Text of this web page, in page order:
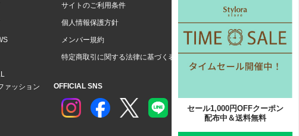
ァッション
サイトのご利用条件
個人情報保護方針
メンバー規約
特定商取引に関する法律に基づく表示
OFFICIAL SNS
セール1,000円OFFクーポン
配布中＆送料無料